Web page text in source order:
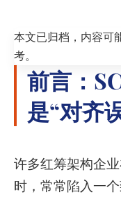
本文已归档，内容可
考。
前言：
是“对齐
许多红筹架构企
时，常常陷入一